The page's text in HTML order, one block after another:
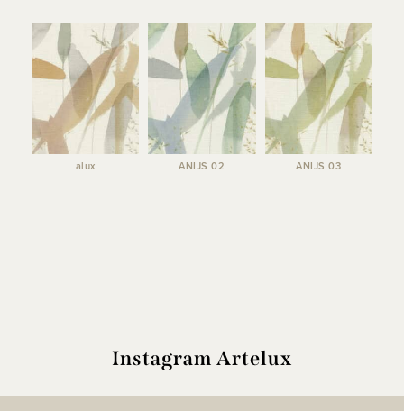
alux ANIJS 02 ANIJS 03
Instagram Artelux